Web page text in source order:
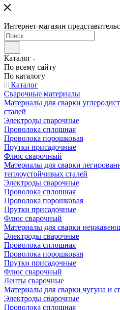
Интернет-магазин
Каталог
По всему сайту
По каталогу
Каталог
Сварочные материалы
Материалы для сварки
сталей
Электроды сварочные
Проволока сплошная
Проволока порошковая
Прутки присадочные
Флюс сварочный
Материалы для сварки
теплоустойчивых сталей
Электроды сварочные
Проволока сплошная
Проволока порошковая
Прутки присадочные
Флюс сварочный
Материалы для сварки
Электроды сварочные
Проволока сплошная
Проволока порошковая
Прутки присадочные
Флюс сварочный
Ленты сварочные
Материалы для сварки чугуна и
Электроды сварочные
Проволока сплошная